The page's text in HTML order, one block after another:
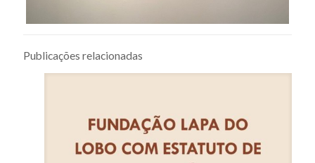
Publicações relacionadas